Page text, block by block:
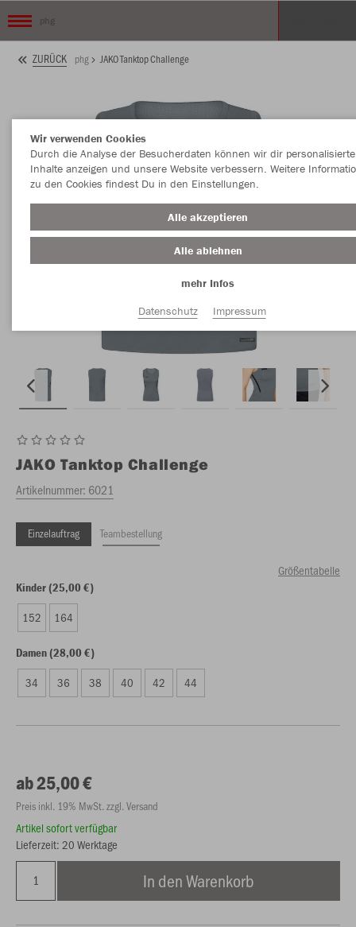
phg
ZURÜCK phg JAKO Tanktop Challenge
JAKO Tanktop Challenge
Artikelnummer: 6021
Einzelauftrag Teambestellung
Größentabelle
Kinder (25,00 €)
152 164
Damen (28,00 €)
34 36 38 40 42 44
ab 25,00 €
Preis inkl. 19% MwSt. zzgl. Versand
Artikel sofort verfügbar
Lieferzeit: 20 Werktage
In den Warenkorb
Wir verwenden Cookies
Durch die Analyse der Besucherdaten können wir dir personalisierte
Inhalte anzeigen und unsere Website verbessern. Weitere
zu den Cookies findest Du in den Einstellungen.
Alle akzeptieren
Alle ablehnen
mehr Infos
Datenschutz
Impressum